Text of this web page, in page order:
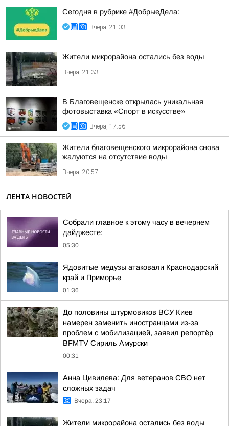
Сегодня в рубрике #ДобрыеДела:
Вчера, 21:03
Жители микрорайона остались без воды
Вчера, 21:33
В Благовещенске открылась уникальная
фотовыставка «Спорт в искусстве»
Вчера, 17:56
Жители благовещенского микрорайона снова
жалуются на отсутствие воды
Вчера, 20:57
ЛЕНТА НОВОСТЕЙ
Собрали главное к этому часу в вечернем
дайджесте:
05:30
Ядовитые медузы атаковали Краснодарский
край и Приморье
01:36
До половины штурмовиков ВСУ Киев
намерен заменить иностранцами из-за
проблем с мобилизацией, заявил репортёр
BFMTV Сириль Амурски
00:31
Анна Цивилева: Для ветеранов СВО нет
сложных задач
Вчера, 23:17
Жители микрорайона остались без воды